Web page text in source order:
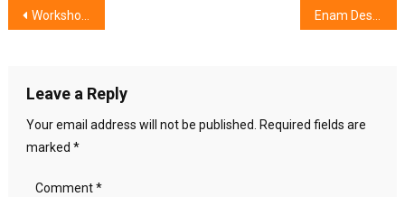
Post
Workshop Video untuk Anak Muda Kampung Kota Enam Destinasi Keren di Indonesia. Di mana Saja ?
Leave a Reply
Your email address will not be published. Required fields are
marked *
Comment*